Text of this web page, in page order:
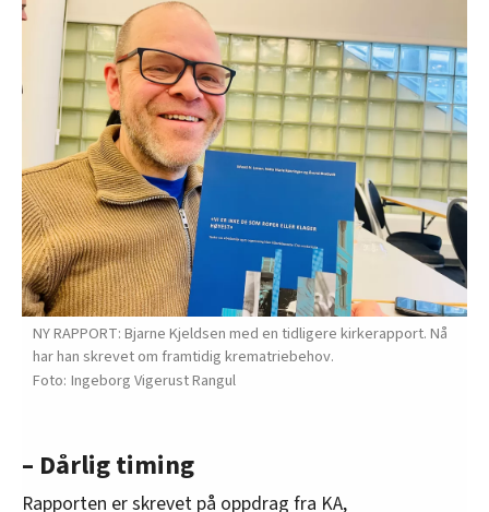
NY RAPPORT: Bjarne Kjeldsen med en tidligere kirkerapport. Nå
har han skrevet om framtidig krematriebehov.
Ingeborg Vigerust Rangul
– Dårlig timing
Rapporten er skrevet på oppdrag fra KA,